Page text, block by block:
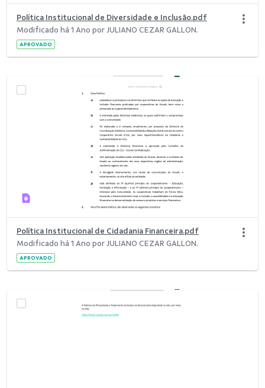
Política Institucional de Diversidade e Inclusão.pdf
Modificado há 1 Ano por JULIANO CEZAR GALLON.
APROVADO
Política Institucional de Cidadania Financeira.pdf
Modificado há 1 Ano por JULIANO CEZAR GALLON.
APROVADO